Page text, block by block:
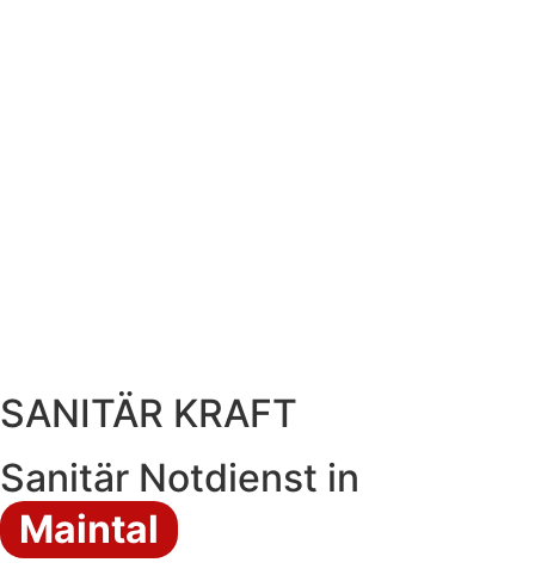
SANITÄR KRAFT
Sanitär Notdienst in
Maintal